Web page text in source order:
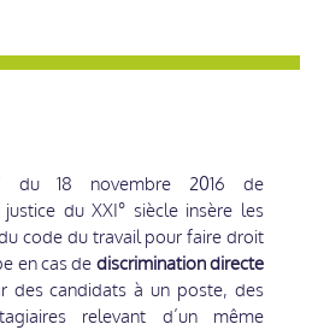
du 18 novembre 2016 de
du XXI° siècle insère les
du code du travail pour faire droit
en cas de discrimination directe
des candidats à un poste, des
relevant d’un même